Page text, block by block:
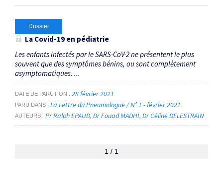
Dossier
La Covid-19 en pédiatrie
Les enfants infectés par le SARS-CoV-2 ne présentent le plus
souvent que des symptômes bénins, ou sont complètement
asymptomatiques. ...
DATE DE PARUTION 28 février 2021
PARU DANS La Lettre du Pneumologue / N° 1 - février 2021
AUTEURS Pr Ralph EPAUD Dr Fouad MADHI Dr Céline DELESTRAIN
1 / 1